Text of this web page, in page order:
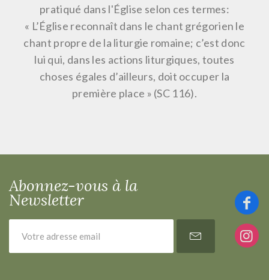
pratiqué dans l'Église selon ces termes:
« L’Église reconnaît dans le chant grégorien le
chant propre de la liturgie romaine; c’est donc
lui qui, dans les actions liturgiques, toutes
choses égales d’ailleurs, doit occuper la
première place » (SC 116).
Abonnez-vous à la
Newsletter